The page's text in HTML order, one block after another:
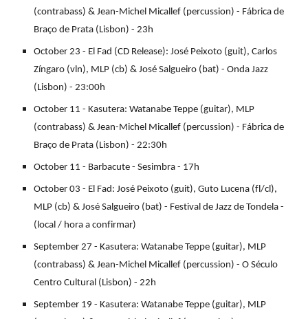
(contrabass) & Jean-Michel Micallef (percussion) - Fábrica de
Braço de Prata (Lisbon) - 23h
October 23 - El Fad (CD Release): José Peixoto (guit), Carlos
Zíngaro (vln), MLP (cb) & José Salgueiro (bat) - Onda Jazz
(Lisbon) - 23:00h
October 11 - Kasutera: Watanabe Teppe (guitar), MLP
(contrabass) & Jean-Michel Micallef (percussion) - Fábrica de
Braço de Prata (Lisbon) - 22:30h
October 11 - Barbacute - Sesimbra - 17h
October 03 - El Fad: José Peixoto (guit), Guto Lucena (fl/cl),
MLP (cb) & José Salgueiro (bat) - Festival de Jazz de Tondela -
(local / hora a confirmar)
September 27 - Kasutera: Watanabe Teppe (guitar), MLP
(contrabass) & Jean-Michel Micallef (percussion) - O Século
Centro Cultural (Lisbon) - 22h
September 19 - Kasutera: Watanabe Teppe (guitar), MLP